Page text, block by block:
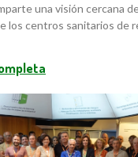
una visión cercana
los centros sanitarios de